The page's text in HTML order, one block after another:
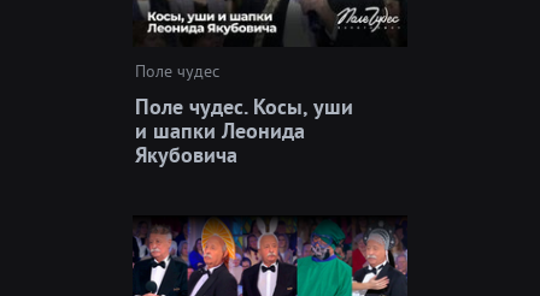
Поле чудес
Поле чудес. Косы, уши
и шапки Леонида
Якубовича